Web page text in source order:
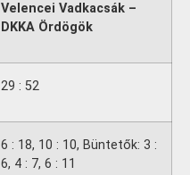
Velencei Vadkacsák –
DKKA Ördögök
29 : 52
6 : 18, 10 : 10, Büntetők: 3 :
6, 4 : 7, 6 : 11